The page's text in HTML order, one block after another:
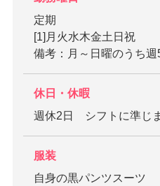
定期
[1]月火水木金土日祝
備考：月～日曜のうち週
休日・休暇
週休2日 シフトに準じま
服装
自身の黒パンツスーツ